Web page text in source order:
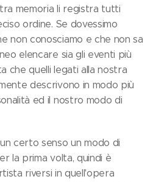
memoria li registra tutti
ordine. Se dovessimo
non conosciamo e che non sa
elencare sia gli eventi più
che quelli legati alla nostra
descrivono in modo più
ed il nostro modo di
certo senso un modo di
la prima volta, quindi è
riversi in quell'opera